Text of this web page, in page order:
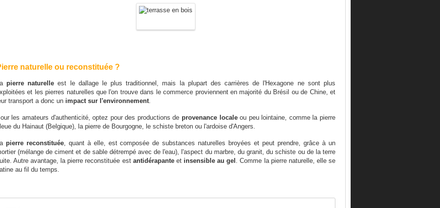
naturelle ou reconstituée ?
pierre naturelle est le dallage le plus traditionnel, mais la plupart des carrières de l'Hexagone ne sont plus
et les pierres naturelles que l'on trouve dans le commerce proviennent en majorité du Brésil ou de Chine, et
transport a donc un impact sur l'environnement.
les amateurs d'authenticité, optez pour des productions de provenance localeou peu lointaine, comme la pierre
du Hainaut (Belgique), la pierre de Bourgogne, le schiste breton ou l'ardoise d'Angers.
pierre reconstituée, quant à elle, est composée de substances naturelles broyées et peut prendre, grâce à un
(mélange de ciment et de sable détrempé avec de l'eau), l'aspect du marbre, du granit, du schiste ou de la terre
Autre avantage, la pierre reconstituée est antidérapante et insensible au gel . Comme la pierre naturelle, elle se
au fil du temps.